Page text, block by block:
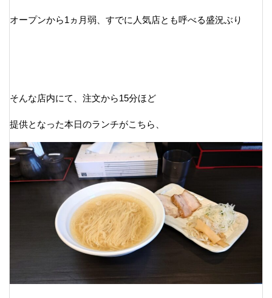
オープンから1ヵ月弱、すでに人気店とも呼べる盛況ぶり
そんな店内にて、注文から15分ほど
提供となった本日のランチがこちら、